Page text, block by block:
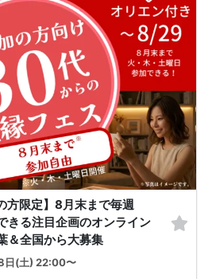
方限定】8月末まで毎週
きる注目企画のオンライン
＆全国から大募集
日(土) 22:00〜